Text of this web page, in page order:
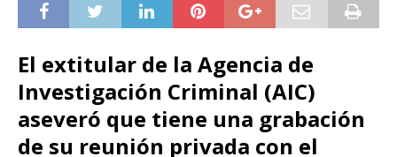
El extitular de la Agencia de
Investigación Criminal (AIC)
aseveró que tiene una grabación
de su reunión privada con el